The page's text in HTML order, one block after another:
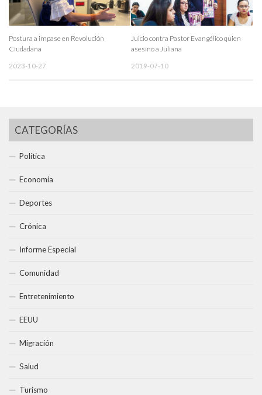
Postura a impase en Revolución
Ciudadana
2023-10-27
Juicio contra Pastor Evangélico quien
asesinó a Juliana
2019-07-10
CATEGORÍAS
Política
Economía
Deportes
Crónica
Informe Especial
Comunidad
Entretenimiento
EEUU
Migración
Salud
Turismo